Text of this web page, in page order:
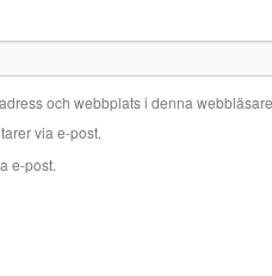
och webbplats i denna
via e-post.
e-post.